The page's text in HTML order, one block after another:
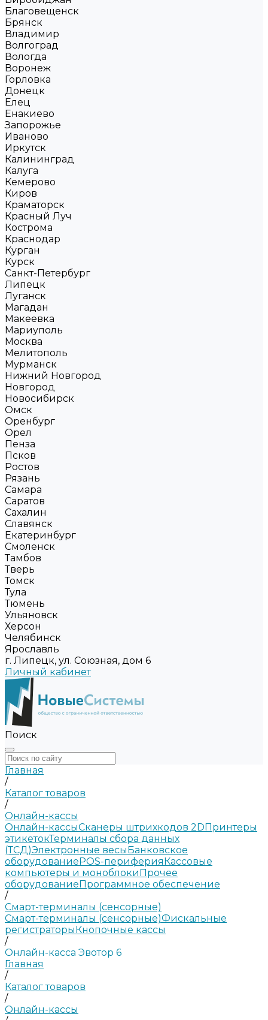
Благовещенск
Брянск
Владимир
Волгоград
Вологда
Воронеж
Горловка
Донецк
Елец
Енакиево
Запорожье
Иваново
Иркутск
Калининград
Калуга
Кемерово
Киров
Краматорск
Красный Луч
Кострома
Краснодар
Курган
Курск
Санкт-Петербург
Липецк
Луганск
Магадан
Макеевка
Мариуполь
Москва
Мелитополь
Мурманск
Нижний Новгород
Новгород
Новосибирск
Омск
Оренбург
Орел
Пенза
Псков
Ростов
Рязань
Самара
Саратов
Сахалин
Славянск
Екатеринбург
Смоленск
Тамбов
Тверь
Томск
Тула
Тюмень
Ульяновск
Херсон
Челябинск
Ярославль
г. Липецк, ул. Союзная, дом 6
Личный кабинет
Поиск
Главная
/
Каталог товаров
/
Онлайн-кассы
Онлайн-кассыСканеры штрихкодов 2DПринтеры
этикетокТерминалы сбора данных
(ТСД)Электронные весыБанковское
оборудованиеPOS-периферияКассовые
компьютеры и моноблокиПрочее
оборудованиеПрограммное обеспечение
/
Смарт-терминалы (сенсорные)
Смарт-терминалы (сенсорные)Фискальные
регистраторыКнопочные кассы
/
Онлайн-касса Эвотор 6
Главная
/
Каталог товаров
/
Онлайн-кассы